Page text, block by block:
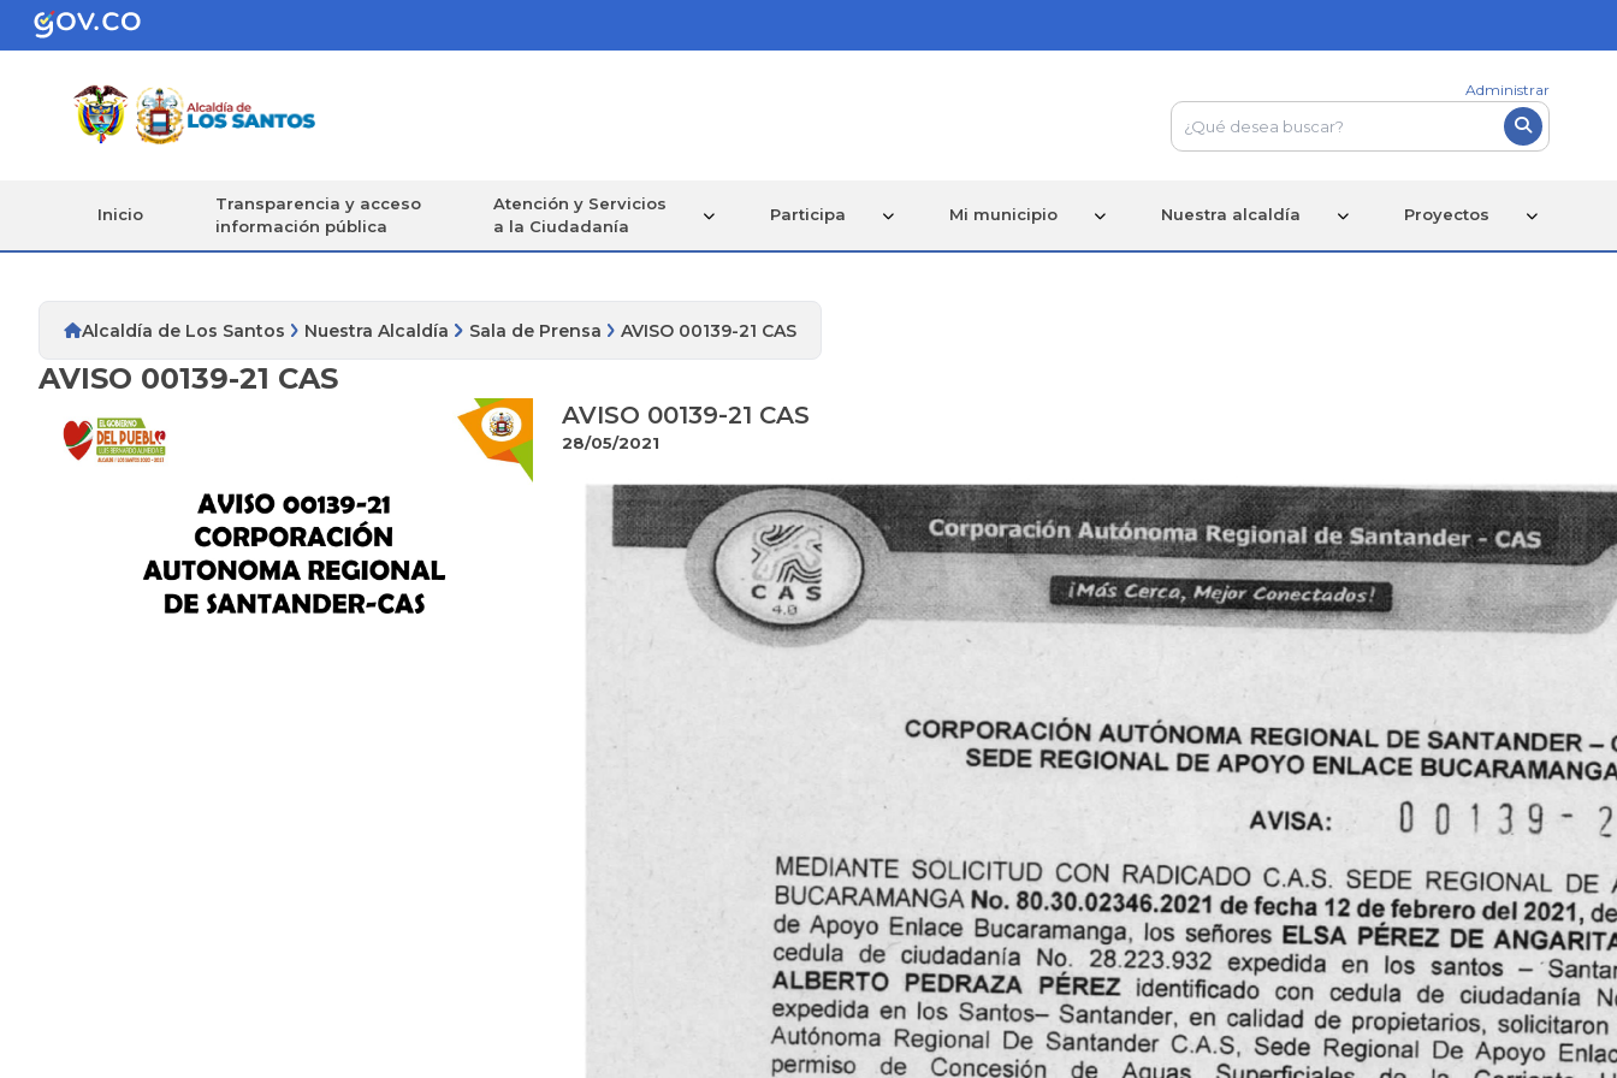
Administrar
Inicio
Transparencia y acceso
información pública
Atención y Servicios
a la Ciudadanía
Participa Mi municipio Nuestra alcaldía Proyectos
Alcaldía de Los Santos Nuestra Alcaldía Sala de Prensa AVISO 00139-21 CAS
AVISO 00139-21 CAS
AVISO 00139-21 CAS
28/05/2021